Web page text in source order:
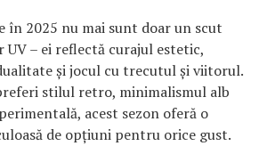
în 2025 nu mai sunt doar un scut
– ei reflectă curajul estetic,
și jocul cu trecutul și viitorul.
stilul retro, minimalismul alb
acest sezon oferă o
de opțiuni pentru orice gust.